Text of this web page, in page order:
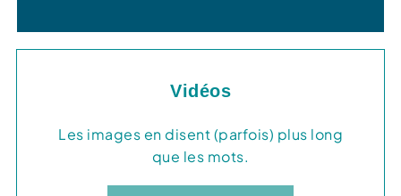
Vidéos
Les images en disent (parfois) plus long
que les mots.